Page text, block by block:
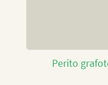
Perito